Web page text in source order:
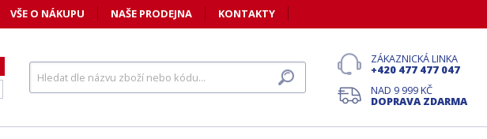
VŠE O NÁKUPU NAŠE PRODEJNA KONTAKTY
ZÁKAZNICKÁ LINKA
+420 477 477 047
NAD 9 999 KČ
DOPRAVA ZDARMA